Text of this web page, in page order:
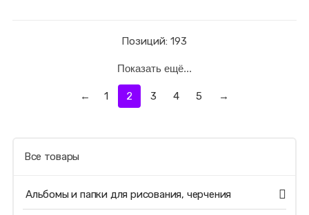
Позиций: 193
Показать ещё...
← 1 2 3 4 5 →
Все товары
Альбомы и папки для рисования, черчения